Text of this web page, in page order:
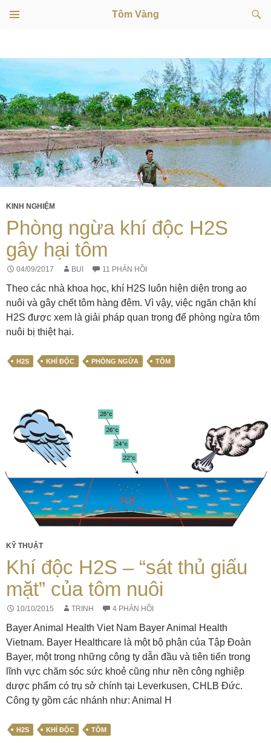
Tôm Vàng
kiếm
KINH NGHIỆM
Phòng ngừa khí độc H2S
gây hại tôm
04/09/2017 BUI 11 PHẢN HỒI
Theo các nhà khoa học, khí H2S luôn hiện diện trong ao
nuôi và gây chết tôm hàng đêm. Vì vậy, việc ngăn chặn khí
H2S được xem là giải pháp quan trọng để phòng ngừa tôm
nuôi bị thiệt hại.
H2S KHÍ ĐỘC PHÒNG NGỪA TÔM
KỸ THUẬT
Khí độc H2S – “sát thủ giấu
mặt” của tôm nuôi
10/10/2015 TRINH 4 PHẢN HỒI
Bayer Animal Health Viet Nam Bayer Animal Health
Vietnam. Bayer Healthcare là một bộ phận của Tập Đoàn
Bayer, một trong những công ty dẫn đầu và tiên tiến trong
lĩnh vực chăm sóc sức khoẻ cũng như nền công nghiệp
dược phẩm có trụ sở chính tại Leverkusen, CHLB Đức.
Công ty gồm các nhánh như: Animal H
H2S KHÍ ĐỘC TÔM